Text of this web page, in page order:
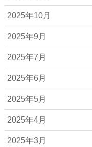
2025年10月
2025年9月
2025年7月
2025年6月
2025年5月
2025年4月
2025年3月